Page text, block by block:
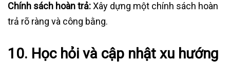
Chính sách hoàn trả:Xây dựng một chính sách hoàn
trả rõ ràng và công bằng.
10. Học hỏi và cập nhật xu hướng